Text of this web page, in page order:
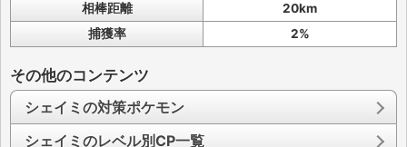
相棒距離
20km
捕獲率
2%
その他のコンテンツ
シェイミの対策ポケモン
シェイミのレベル別CP一覧